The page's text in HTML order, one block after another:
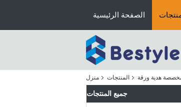
الصفحة الرئيسية
منزل المنتجات هدية ورقة
جميع المنتجات